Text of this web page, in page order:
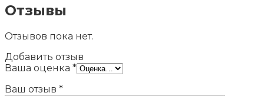
Отзывы
Отзывов пока нет.
Добавить отзыв
Ваша оценка *
Ваш отзыв *